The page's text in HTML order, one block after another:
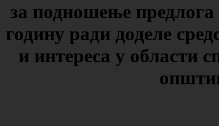
за подношење
годину ради доделе
и интереса у области